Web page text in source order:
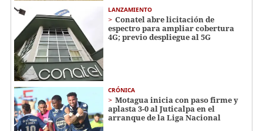
LANZAMIENTO
Conatel abre licitación de
espectro para ampliar cobertura
4G; previo despliegue al 5G
CRÓNICA
Motagua inicia con paso firme y
aplasta 3-0 al Juticalpa en el
arranque de la Liga Nacional